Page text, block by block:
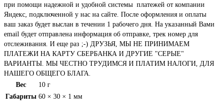
при помощи надежной и удобной системы платежей от компании
Яндекс, подключенной у нас на сайте. После оформления и оплаты
ваш заказ будет выслан в течении 1 рабочего дня. На указанный Вами
email будет отправлена информация об отправке, трек номер для
отслеживания. И еще раз ;-) ДРУЗЬЯ, МЫ НЕ ПРИНИМАЕМ
ПЛАТЕЖИ НА КАРТУ СБЕРБАНКА И ДРУГИЕ "СЕРЫЕ"
ВАРИАНТЫ. МЫ ЧЕСТНО ТРУДИМСЯ И ПЛАТИМ НАЛОГИ, ДЛЯ
НАШЕГО ОБЩЕГО БЛАГА.
Вес
10 г
Габариты 60 × 30 × 1 мм